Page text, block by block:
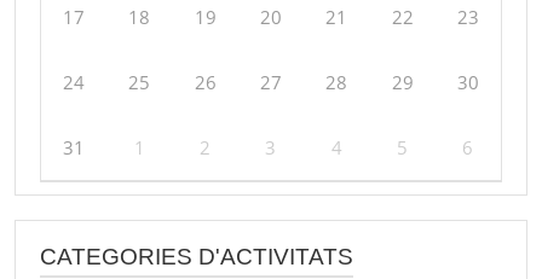
17 18 19 20 21 22 23
24 25 26 27 28 29 30
31 1 2 3 4 5 6
CATEGORIES D'ACTIVITATS